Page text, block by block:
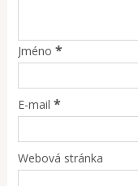
Jméno *
E-mail *
Webová stránka